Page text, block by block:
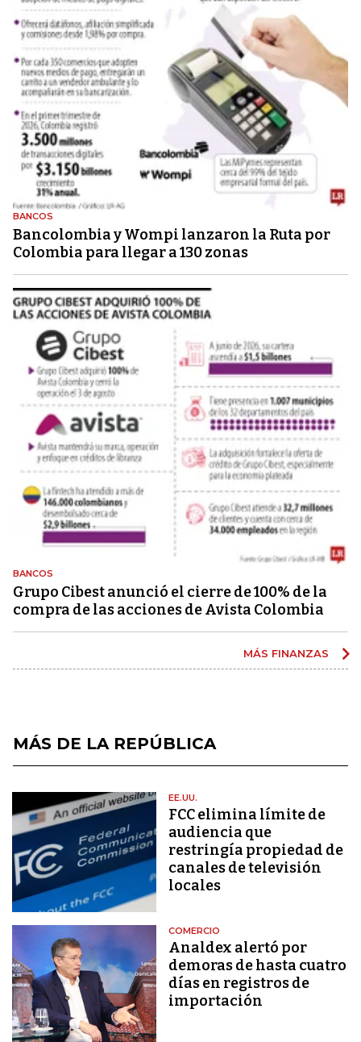
BANCOS
Bancolombia y Wompi lanzaron la Ruta por
Colombia para llegar a 130 zonas
BANCOS
Grupo Cibest anunció el cierre de 100% de la
compra de las acciones de Avista Colombia
MÁS FINANZAS
MÁS DE LA REPÚBLICA
EE.UU.
FCC elimina límite de
audiencia que
restringía propiedad de
canales de televisión
locales
COMERCIO
Analdex alertó por
demoras de hasta cuatro
días en registros de
importación